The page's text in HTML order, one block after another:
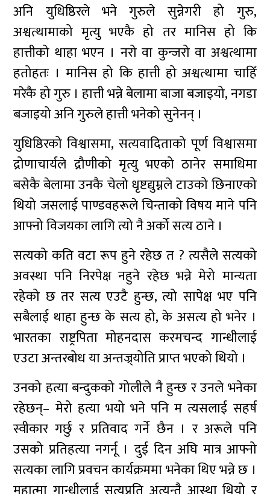
अनि युधिष्ठिरले भने गुरुले सुन्नेगरी हो गुरु,
अश्वत्थामाको मृत्यु भएकै हो तर मानिस हो कि
हात्तीको थाहा भएन । नरो वा कुन्जरो वा अश्वत्थामा
हतोहतः । मानिस हो कि हात्ती हो अश्वत्थामा चाहिँ
मरेकै हो गुरु । हात्ती भन्ने बेलामा बाजा बजाइयो, नगडा
बजाइयो अनि गुरुले हात्ती भनेको सुनेनन् ।
युधिष्ठिरको विश्वासमा, सत्यवादिताको पूर्ण विश्वासमा
द्रोणाचार्यले द्रौणीको मृत्यु भएको ठानेर समाधिमा
बसेकै बेलामा उनकै चेलो धृष्टद्युम्नले टाउको छिनाएको
थियो जसलाई पाण्डवहरूले चिन्ताको विषय माने पनि
आफ्नो विजयका लागि त्यो नै अर्को सत्य ठाने ।
सत्यको कति वटा रूप हुने रहेछ त ? त्यसैले सत्यको
अवस्था पनि निरपेक्ष नहुने रहेछ भन्ने मेरो मान्यता
रहेको छ तर सत्य एउटै हुन्छ, त्यो सापेक्ष भए पनि
सबैलाई थाहा हुन्छ के सत्य हो, के असत्य हो भनेर ।
भारतका राष्ट्रपिता मोहनदास करमचन्द गान्धीलाई
एउटा अन्तरबोध या अन्तज्र्योति प्राप्त भएको थियो ।
उनको हत्या बन्दुकको गोलीले नै हुन्छ र उनले भनेका
रहेछन्– मेरो हत्या भयो भने पनि म त्यसलाई सहर्ष
स्वीकार गर्छु र प्रतिवाद गर्ने छैन । र अरूले पनि
उसको प्रतिहत्या नगर्नू । दुई दिन अघि मात्र आफ्नो
सत्यका लागि प्रवचन कार्यक्रममा भनेका थिए भन्ने छ ।